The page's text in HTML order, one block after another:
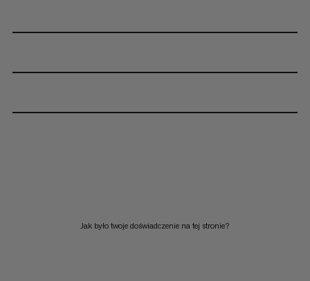
Jak było twoje doświadczenie na tej stronie?